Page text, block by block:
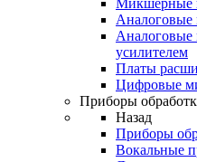
Микшерные
Аналоговые
усилителем
Платы
Цифровые
Приборы
Назад
Приборы
Вокальные